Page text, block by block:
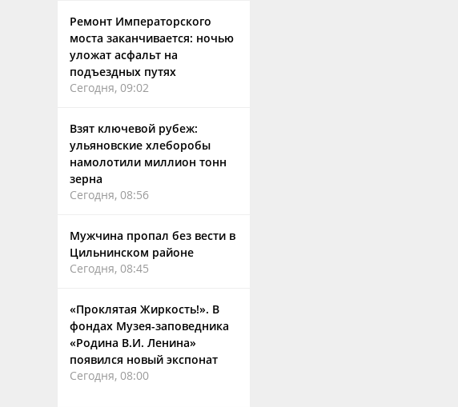
Ремонт Императорского
моста заканчивается: ночью
уложат асфальт на
подъездных путях
Сегодня, 09:02
Взят ключевой рубеж:
ульяновские хлеборобы
намолотили миллион тонн
зерна
Сегодня, 08:56
Мужчина пропал без вести в
Цильнинском районе
Сегодня, 08:45
«Проклятая Жиркость!». В
фондах Музея-заповедника
«Родина В.И. Ленина»
появился новый экспонат
Сегодня, 08:00